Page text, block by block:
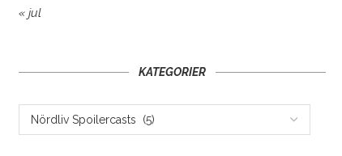
« jul
KATEGORIER